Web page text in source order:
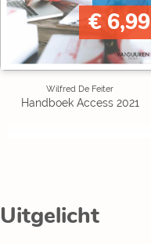
€ 6,99
Wilfred De Feiter
Handboek Access 2021
Uitgelicht